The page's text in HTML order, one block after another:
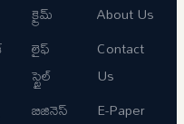
క్రైమ్
లైఫ్
స్టైల్
బిజినెస్
About Us
Contact
Us
E-Paper